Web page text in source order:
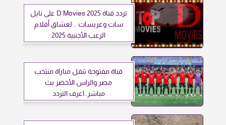
تردد قناة D Movies 2025 على نايل
سات وعربسات .. لعشاق أفلام
الرعب الأجنبية 2025
قناة مفتوحة تنقل مباراة منتخب
مصر والراس الأخضر بث
مباشر..اعرف التردد